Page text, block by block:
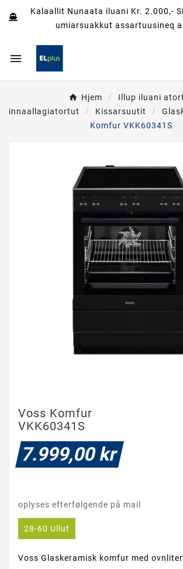
Kalaallit Nunaata iluani Kr. 2.000,-
umiarsuakkut assartuusineq

Hjem
Illup iluani
innaallagiatortut
Kissarsuutit
Komfur VKK60341S
Voss Komfur
VKK60341S
7.999,00 kr
oplyses efterfølgende på mail
28-60 Ullut
Voss Glaskeramisk komfur med ovnliter